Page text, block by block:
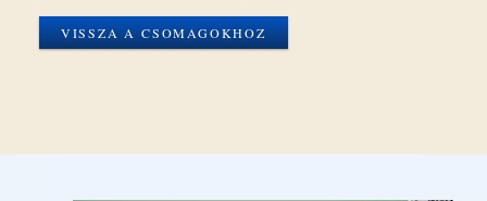
VISSZA A CSOMAGOKHOZ